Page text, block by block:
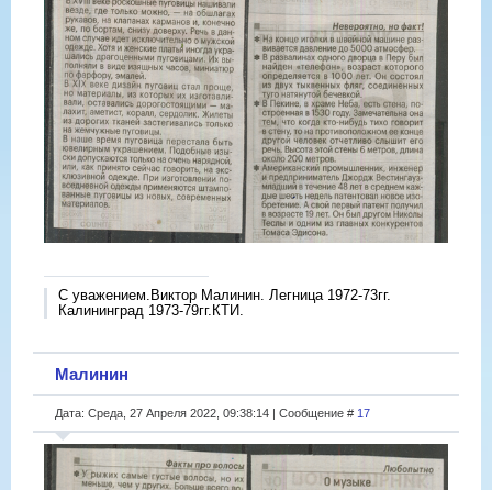
С уважением.Виктор Малинин. Легница 1972-73гг.
Калининград 1973-79гг.КТИ.
Малинин
Дата: Среда, 27 Апреля 2022, 09:38:14 | Сообщение # 17